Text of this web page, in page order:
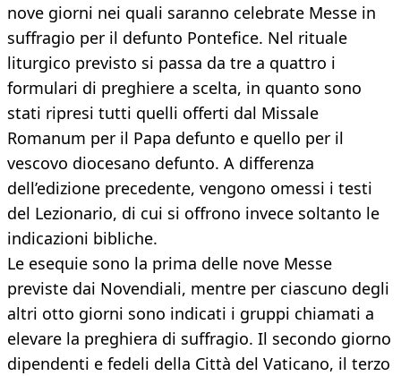
nove giorni nei quali saranno celebrate Messe in
suffragio per il defunto Pontefice. Nel rituale
liturgico previsto si passa da tre a quattro i
formulari di preghiere a scelta, in quanto sono
stati ripresi tutti quelli offerti dal Missale
Romanum per il Papa defunto e quello per il
vescovo diocesano defunto. A differenza
dell’edizione precedente, vengono omessi i testi
del Lezionario, di cui si offrono invece soltanto le
indicazioni bibliche.
Le esequie sono la prima delle nove Messe
previste dai Novendiali, mentre per ciascuno degli
altri otto giorni sono indicati i gruppi chiamati a
elevare la preghiera di suffragio. Il secondo giorno
dipendenti e fedeli della Città del Vaticano, il terzo